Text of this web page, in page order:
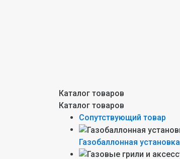
Каталог товаров
Каталог товаров
Сопутствующий товар
Газобаллонная установка